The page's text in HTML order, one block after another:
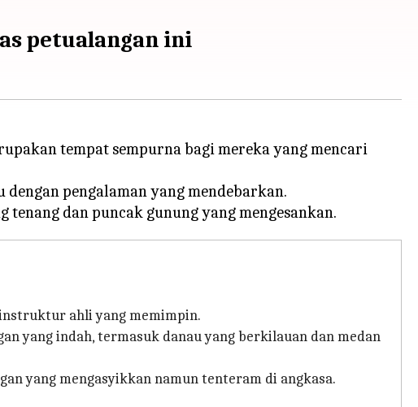
petualangan ini
tempat sempurna bagi mereka yang mencari
pengalaman yang mendebarkan.
ahli yang memimpin.
yang indah, termasuk danau yang berkilauan dan medan
yang mengasyikkan namun tenteram di angkasa.